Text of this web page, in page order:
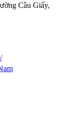
Cầu Giấy,